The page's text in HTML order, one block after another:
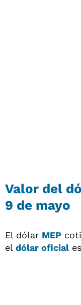
Valor del
9 de mayo
El dólar MEP
el dólar oficial